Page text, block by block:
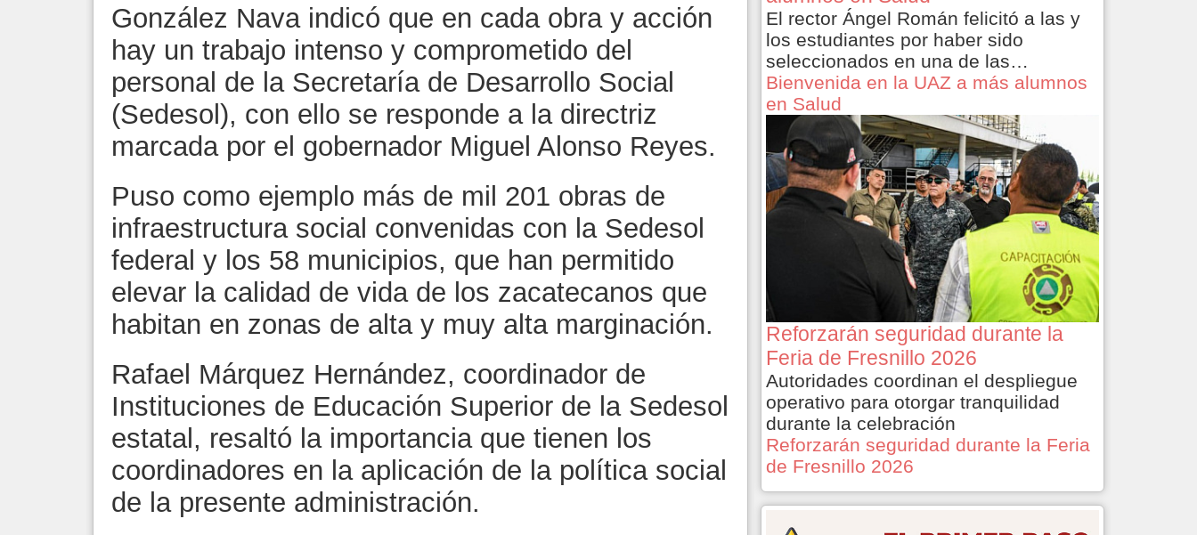
González Nava indicó que en cada obra y acción
hay un trabajo intenso y comprometido del
personal de la Secretaría de Desarrollo Social
(Sedesol), con ello se responde a la directriz
marcada por el gobernador Miguel Alonso Reyes.
Puso como ejemplo más de mil 201 obras de
infraestructura social convenidas con la Sedesol
federal y los 58 municipios, que han permitido
elevar la calidad de vida de los zacatecanos que
habitan en zonas de alta y muy alta marginación.
Rafael Márquez Hernández, coordinador de
Instituciones de Educación Superior de la Sedesol
estatal, resaltó la importancia que tienen los
coordinadores en la aplicación de la política social
de la presente administración.
El rector Ángel Román felicitó a las y
los estudiantes por haber sido
seleccionados en una de las…
Bienvenida en la UAZ a más alumnos
en Salud
Reforzarán seguridad durante la
Feria de Fresnillo 2026
Autoridades coordinan el despliegue
operativo para otorgar tranquilidad
durante la celebración
Reforzarán seguridad durante la Feria
de Fresnillo 2026